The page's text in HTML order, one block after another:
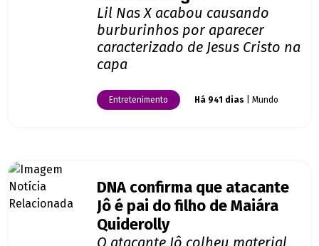
Lil Nas X acabou causando
burburinhos por aparecer
caracterizado de Jesus Cristo na
capa
Entretenimento Há 941 dias | Mundo
DNA confirma que atacante
Jô é pai do filho de Maiára
Quiderolly
O atacante Jô colheu material